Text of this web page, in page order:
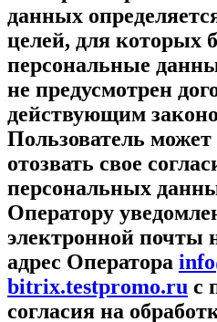
данных
целей, для которых
персональные
не предусмотрен
действующим
Пользователь
отозвать свое
персональных
Оператору
электронной почты
адрес Оператора
bitrix.testpromo.ru с
согласия на